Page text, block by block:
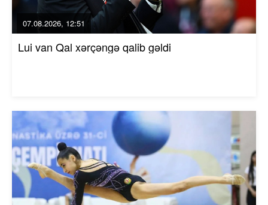
07.08.2026, 12:51
Lui van Qal xərçəngə qalib gəldi